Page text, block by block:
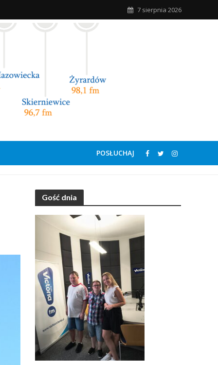
7 sierpnia 2026
POSŁUCHAJ
Gość dnia